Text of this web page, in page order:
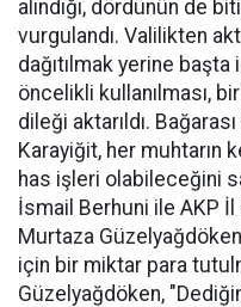
alındığı, dördünün de
vurgulandı. Valilikten
dağıtılmak yerine başta
öncelikli kullanılması,
dileği aktarıldı.
Karayiğit, her muhtarın
has işleri olabileceğini
İsmail Berhuni ile AKP
Murtaza
için bir miktar para
Güzelyağdöken,